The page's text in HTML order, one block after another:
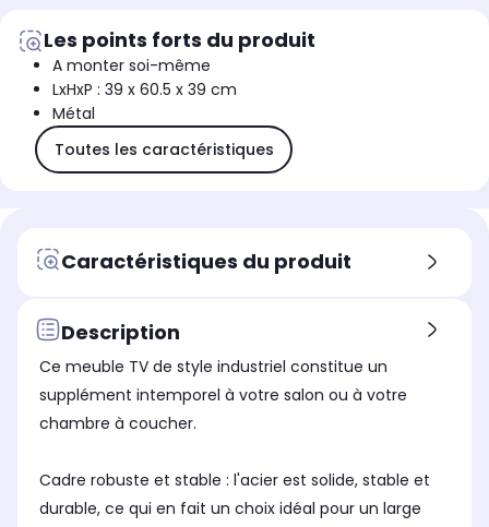
Les points forts du produit
A monter soi-même
LxHxP : 39 x 60.5 x 39 cm
Métal
Toutes les caractéristiques
Caractéristiques du produit
Description
Ce meuble TV de style industriel constitue un
supplément intemporel à votre salon ou à votre
chambre à coucher.
Cadre robuste et stable : l'acier est solide, stable et
durable, ce qui en fait un choix idéal pour un large